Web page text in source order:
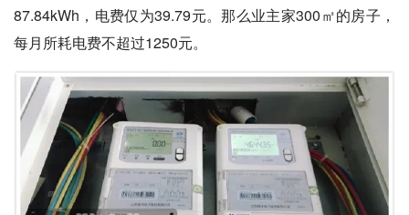
87.84kWh，电费仅为39.79元。那么业主家300㎡的房子，
每月所耗电费不超过1250元。